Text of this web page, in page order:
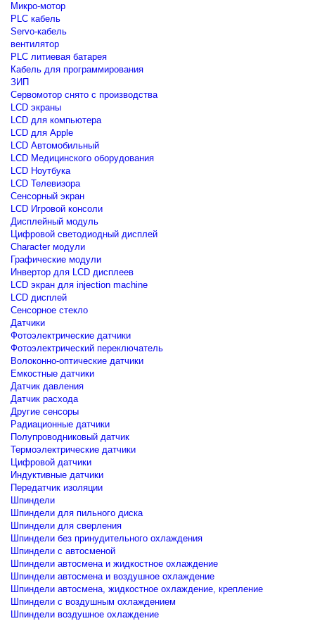
Микро-мотор
PLC кабель
Servo-кабель
вентилятор
PLC литиевая батарея
Кабель для программирования
ЗИП
Сервомотор снято с производства
LCD экраны
LCD для компьютера
LCD для Apple
LCD Автомобильный
LCD Медицинского оборудования
LCD Ноутбука
LCD Телевизора
Сенсорный экран
LCD Игровой консоли
Дисплейный модуль
Цифровой светодиодный дисплей
Сharacter модули
Графические модули
Инвертор для LCD дисплеев
LCD экран для injection machine
LCD дисплей
Сенсорное стекло
Датчики
Фотоэлектрические датчики
Фотоэлектрический переключатель
Волоконно-оптические датчики
Емкостные датчики
Датчик давления
Датчик расхода
Другие сенсоры
Радиационные датчики
Полупроводниковый датчик
Термоэлектрические датчики
Цифровой датчики
Индуктивные датчики
Передатчик изоляции
Шпиндели
Шпиндели для пильного диска
Шпиндели для сверления
Шпиндели без принудительного охлаждения
Шпиндели с автосменой
Шпиндели автосмена и жидкостное охлаждение
Шпиндели автосмена и воздушное охлаждение
Шпиндели автосмена, жидкостное охлаждение, крепление
Шпиндели с воздушным охлаждением
Шпиндели воздушное охлаждение